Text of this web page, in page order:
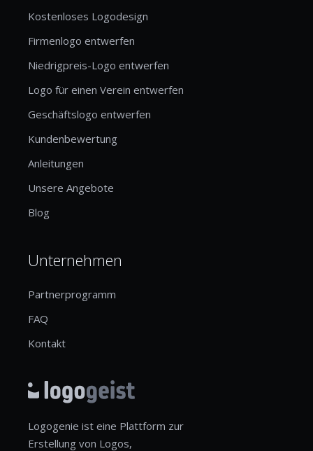
Kostenloses Logodesign
Firmenlogo entwerfen
Niedrigpreis-Logo entwerfen
Logo für einen Verein entwerfen
Geschäftslogo entwerfen
Kundenbewertung
Anleitungen
Unsere Angebote
Blog
Unternehmen
Partnerprogramm
FAQ
Kontakt
Logogenie ist eine Plattform zur
Erstellung von Logos,